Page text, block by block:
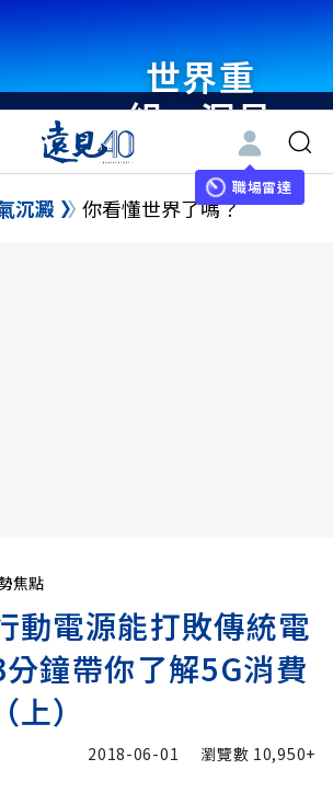
世界重
組・洞見
未來 與
世界領袖
職場雷達
沉澱 你看懂世界了嗎？
焦點
動電源能打敗傳統電
鐘帶你了解5G消費
）
2018-06-01 瀏覽數 10,950+